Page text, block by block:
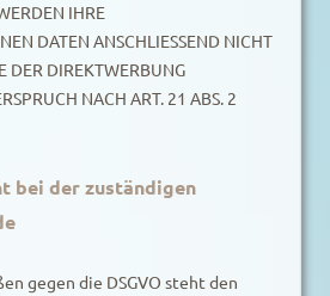
IHRE
DATEN ANSCHLIESSEND NICHT
DER DIREKTWERBUNG
NACH ART. 21 ABS. 2
bei der zuständigen
gegen die DSGVO steht den